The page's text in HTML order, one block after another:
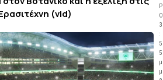
(vid)
Ρ
Ο
3
:
5
5
μ
μ